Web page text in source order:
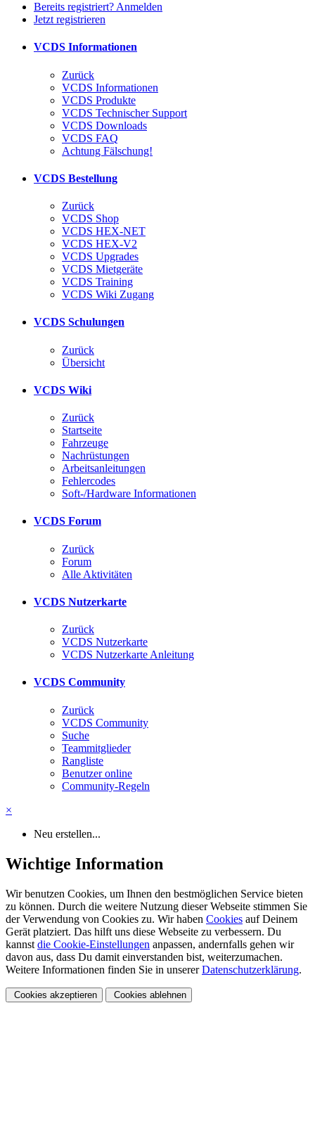
Bereits registriert? Anmelden
Jetzt registrieren
VCDS Informationen
Zurück
VCDS Informationen
VCDS Produkte
VCDS Technischer Support
VCDS Downloads
VCDS FAQ
Achtung Fälschung!
VCDS Bestellung
Zurück
VCDS Shop
VCDS HEX-NET
VCDS HEX-V2
VCDS Upgrades
VCDS Mietgeräte
VCDS Training
VCDS Wiki Zugang
VCDS Schulungen
Zurück
Übersicht
VCDS Wiki
Zurück
Startseite
Fahrzeuge
Nachrüstungen
Arbeitsanleitungen
Fehlercodes
Soft-/Hardware Informationen
VCDS Forum
Zurück
Forum
Alle Aktivitäten
VCDS Nutzerkarte
Zurück
VCDS Nutzerkarte
VCDS Nutzerkarte Anleitung
VCDS Community
Zurück
VCDS Community
Suche
Teammitglieder
Rangliste
Benutzer online
Community-Regeln
×
Neu erstellen...
Wichtige Information
Wir benutzen Cookies, um Ihnen den bestmöglichen Service bieten
zu können. Durch die weitere Nutzung dieser Webseite stimmen Sie
der Verwendung von Cookies zu. Wir haben Cookies auf Deinem
Gerät platziert. Das hilft uns diese Webseite zu verbessern. Du
kannst die Cookie-Einstellungen anpassen, andernfalls gehen wir
davon aus, dass Du damit einverstanden bist, weiterzumachen.
Weitere Informationen finden Sie in unsererDatenschutzerklärung.
Cookies akzeptieren Cookies ablehnen